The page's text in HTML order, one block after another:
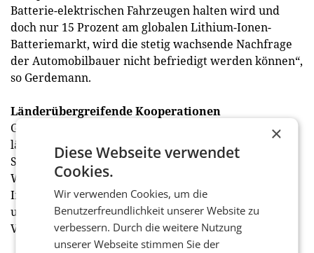
Batterie-elektrischen Fahrzeugen halten wird und
doch nur 15 Prozent am globalen Lithium-Ionen-
Batteriemarkt, wird die stetig wachsende Nachfrage
der Automobilbauer nicht befriedigt werden können“,
so Gerdemann.
Länderübergreifende Kooperationen
Gerdemann empfiehlt, dass sich Unternehmen in
länderübergreifenden Kooperationen mittels
Schutzmaßnahmen entlang der gesamten
Wertschöpfung von Forschung und Entwicklung,
Innovation, geistigem Eigentum bis hin zu Lieferung
und Fertigung gegen Störungen der globalen
Versorgung mit Technologie absichern.
×
Diese Webseite verwendet
Cookies.
Wir verwenden Cookies, um die
Benutzerfreundlichkeit unserer Website zu
verbessern. Durch die weitere Nutzung
unserer Webseite stimmen Sie der